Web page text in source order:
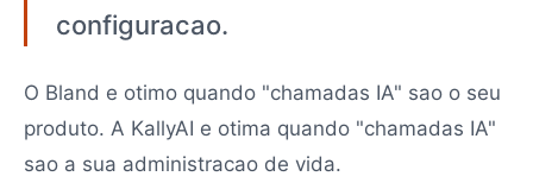
configuracao.
O Bland e otimo quando "chamadas IA" sao o seu
produto. A KallyAI e otima quando "chamadas IA"
sao a sua administracao de vida.